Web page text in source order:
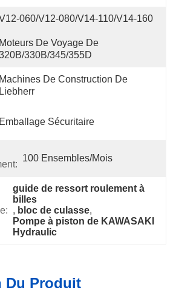
060/V12-080/V14-110/V14-160
Moteurs De Voyage De
330B/345/355D
Machines De Construction De
Liebherr
Emballage Sécuritaire
100 Ensembles/mois
guide de ressort roulement à
billes
, bloc de culasse,
Pompe à piston de KAWASAKI
Hydraulic
Du Produit